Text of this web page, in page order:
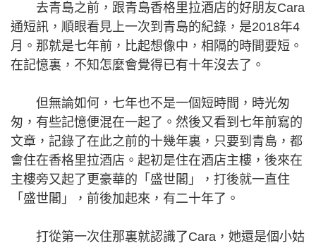
去青島之前，跟青島香格里拉酒店的好朋友Cara
通短訊，順眼看見上一次到青島的紀錄，是2018年4
月。那就是七年前，比起想像中，相隔的時間要短。
在記憶裏，不知怎麼會覺得已有十年沒去了。
但無論如何，七年也不是一個短時間，時光匆
匆，有些記憶便混在一起了。然後又看到七年前寫的
文章，記錄了在此之前的十幾年裏，只要到青島，都
會住在香格里拉酒店。起初是住在酒店主樓，後來在
主樓旁又起了更豪華的「盛世閣」，打後就一直住
「盛世閣」，前後加起來，有二十年了。
打從第一次住那裏就認識了Cara，她還是個小姑